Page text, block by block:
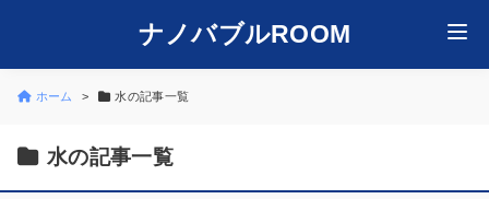
ナノバブルROOM
ホーム 水の記事一覧
水の記事一覧